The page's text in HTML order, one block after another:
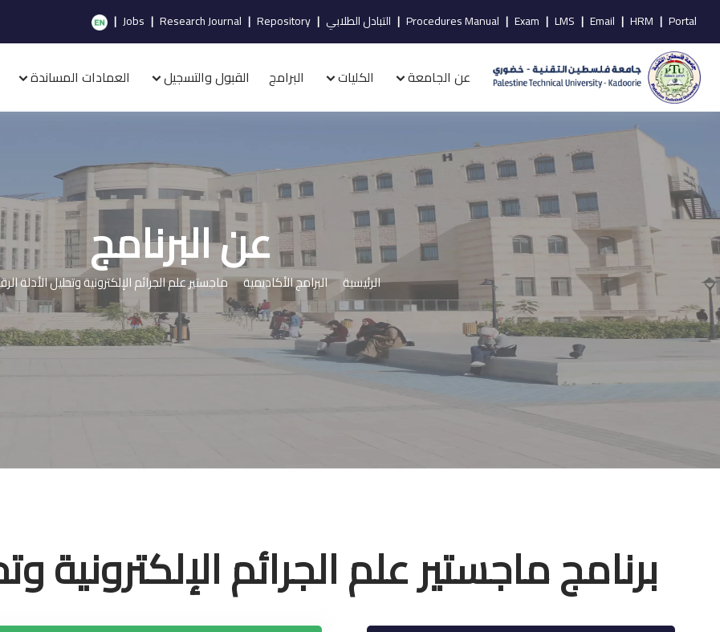
Portal
|
HRM
|
Email
|
LMS
|
Exam
|
Procedures Manual
| التبادل الطلابي |
Repository
|
Research Journal
|
Jobs
|
عن الجامعة الكليات البرامج القبول والتسجيل العمادات المساندة
عن البرنامج
الرئيسية البرامج الأكاديمية ماجستير علم الجرائم الإلكترونية وتحليل الأدلة
برنامج ماجستير علم الجرائم الإلكترونية